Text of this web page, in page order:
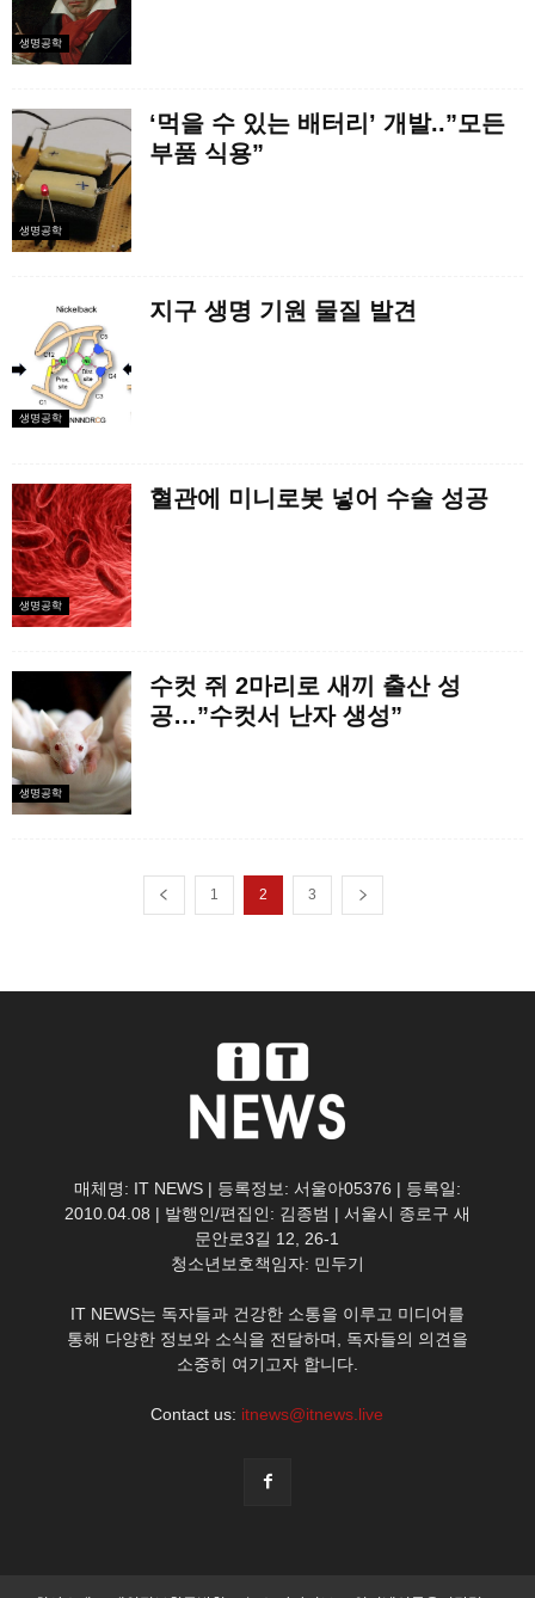
생명공학
생명공학
‘먹을 수 있는 배터리’ 개발..”모든
부품 식용”
생명공학
지구 생명 기원 물질 발견
생명공학
혈관에 미니로봇 넣어 수술 성공
생명공학
수컷 쥐 2마리로 새끼 출산 성
공…”수컷서 난자 생성”
1 2 3
매체명: IT NEWS | 등록정보: 서울아05376 | 등록일:
2010.04.08 | 발행인/편집인: 김종범 | 서울시 종로구 새
문안로3길 12, 26-1
청소년보호책임자: 민두기
IT NEWS는 독자들과 건강한 소통을 이루고 미디어를
통해 다양한 정보와 소식을 전달하며, 독자들의 의견을
소중히 여기고자 합니다.
Contact us: itnews@itnews.live